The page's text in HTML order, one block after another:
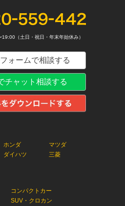
ホンダ
マツダ
ダイハツ 三菱
コンパクトカー
SUV・クロカン
（土日・祝日・年末年始休み）
ォームで相談する
チャット相談する